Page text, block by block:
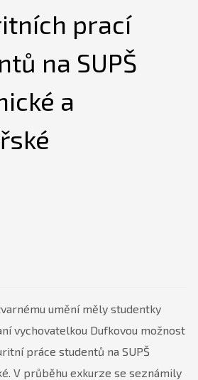
prací
na SUPŠ
a
umění měly studentky
vychovatelkou Dufkovou možnost
práce studentů na SUPŠ
V průběhu exkurze se seznámily